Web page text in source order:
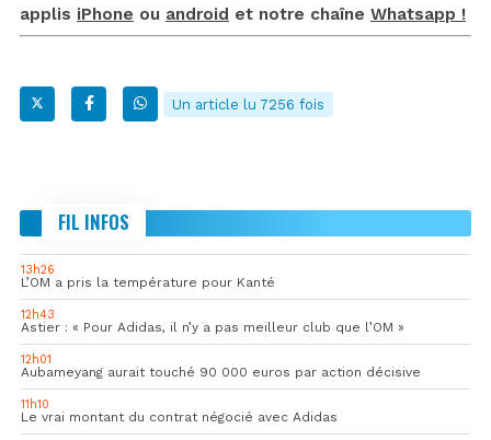
applis iPhone ou android et notre chaîne Whatsapp !
Un article lu 7256 fois
FIL INFOS
13h26
L’OM a pris la température pour Kanté
12h43
Astier : « Pour Adidas, il n’y a pas meilleur club que l’OM »
12h01
Aubameyang aurait touché 90 000 euros par action décisive
11h10
Le vrai montant du contrat négocié avec Adidas